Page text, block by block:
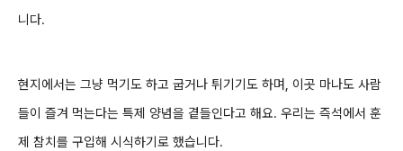
니다.
현지에서는 그냥 먹기도 하고 굽거나 튀기기도 하며, 이곳 마나도 사람
들이 즐겨 먹는다는 특제 양념을 곁들인다고 해요. 우리는 즉석에서 훈
제 참치를 구입해 시식하기로 했습니다.